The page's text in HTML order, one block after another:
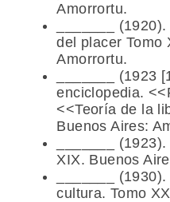
Amorrortu.
_______
del placer Tomo
Amorrortu.
_______ (1923
enciclopedia.
<<Teoría de la
Buenos Aires:
_______
XIX. Buenos
_______
cultura. Tomo